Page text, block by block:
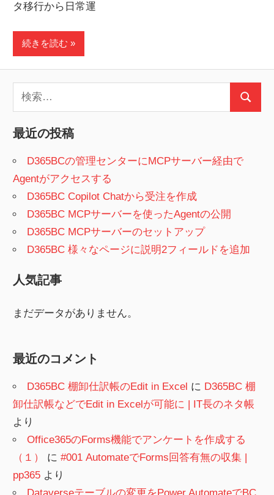
タ移行から日常運
続きを読む
索:
検
最近の投稿
D365BCの管理センターにMCPサーバー経由で
Agentがアクセスする
D365BC Copilot Chatから受注を作成
D365BC MCPサーバーを使ったAgentの公開
D365BC MCPサーバーのセットアップ
D365BC 様々なページに説明2フィールドを追加
人気記事
まだデータがありません。
最近のコメント
D365BC 棚卸仕訳帳のEdit in Excel に D365BC 棚
卸仕訳帳などでEdit in Excelが可能に | IT長のネタ帳
より
Office365のForms機能でアンケートを作成する
（１）
に#001 AutomateでForms回答有無の収集 |
pp365 より